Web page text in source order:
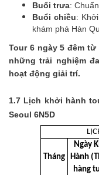
Buổi trưa:
Buổi chiều:
khám phá Hàn
Tour 6 ngày 5 đêm
những trải nghiệm
hoạt động giải trí.
1.7 Lịch khởi hành
Seoul 6N5D
Tháng
Ngày
Hành
hàng